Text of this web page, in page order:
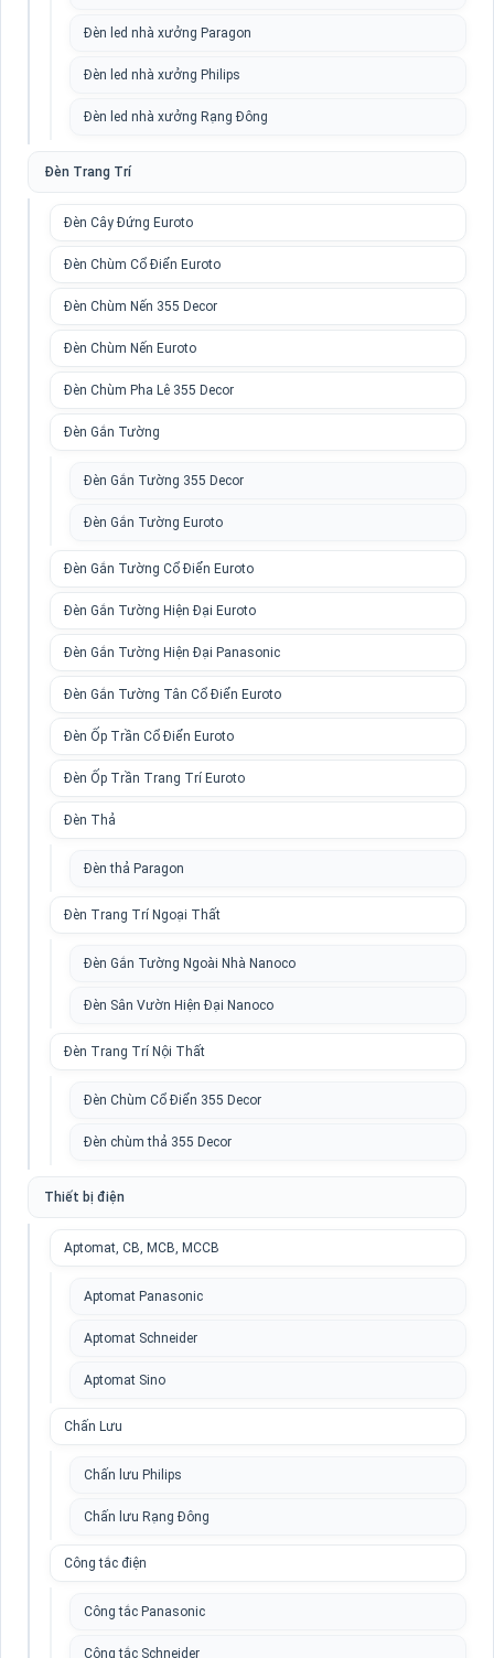
Đèn led nhà xưởng Paragon
Đèn led nhà xưởng Philips
Đèn led nhà xưởng Rạng Đông
Đèn Trang Trí
Đèn Cây Đứng Euroto
Đèn Chùm Cổ Điển Euroto
Đèn Chùm Nến 355 Decor
Đèn Chùm Nến Euroto
Đèn Chùm Pha Lê 355 Decor
Đèn Gắn Tường
Đèn Gắn Tường 355 Decor
Đèn Gắn Tường Euroto
Đèn Gắn Tường Cổ Điển Euroto
Đèn Gắn Tường Hiện Đại Euroto
Đèn Gắn Tường Hiện Đại Panasonic
Đèn Gắn Tường Tân Cổ Điển Euroto
Đèn Ốp Trần Cổ Điển Euroto
Đèn Ốp Trần Trang Trí Euroto
Đèn Thả
Đèn thả Paragon
Đèn Trang Trí Ngoại Thất
Đèn Gắn Tường Ngoài Nhà Nanoco
Đèn Sân Vườn Hiện Đại Nanoco
Đèn Trang Trí Nội Thất
Đèn Chùm Cổ Điển 355 Decor
Đèn chùm thả 355 Decor
Thiết bị điện
Aptomat, CB, MCB, MCCB
Aptomat Panasonic
Aptomat Schneider
Aptomat Sino
Chấn Lưu
Chấn lưu Philips
Chấn lưu Rạng Đông
Công tắc điện
Công tắc Panasonic
Công tắc Schneider